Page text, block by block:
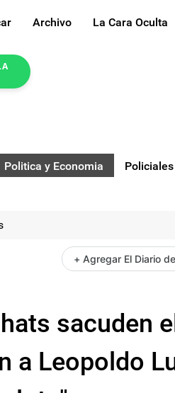
Archivo La Cara Oculta
Politica y Economia
+ Agregar El Diario
sacuden
a Leopoldo